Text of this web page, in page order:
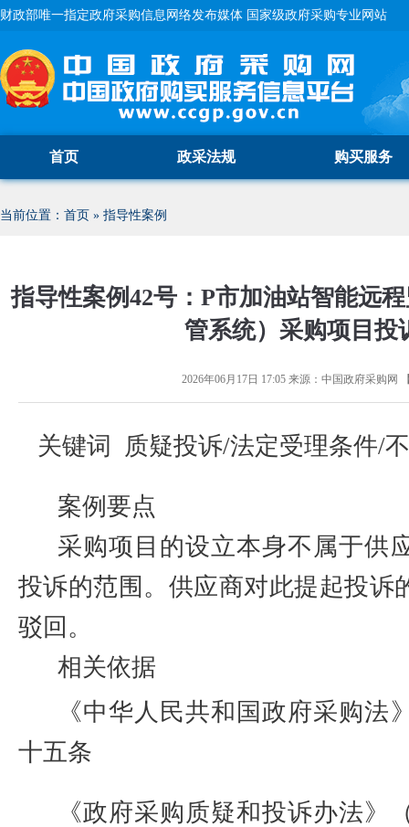
财政部唯一指定政府采购信息网络发布媒体 国家级政府采购专业网站
首页 政采法规 购买服务
当前位置： 首页 » 指导性案例
指导性案例42号：P市加油站智能远
管系统）采购项目投
2026年06月17日 17:05来源： 中国政府采购网
关键词 质疑投诉/法定受理条件/
案例要点
采购项目的设立本身不属于供
投诉的范围。供应商对此提起投诉
驳回。
相关依据
《中华人民共和国政府采购法
十五条
《政府采购质疑和投诉办法》